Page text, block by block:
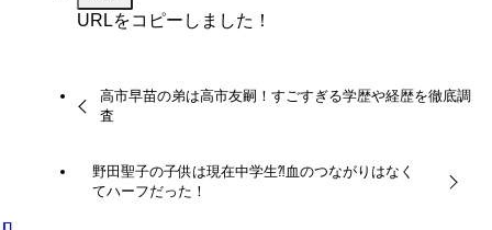
URLをコピーしました！
高市早苗の弟は高市友嗣！すごすぎる学歴や経歴を徹底調
査
野田聖子の子供は現在中学生⁈血のつながりはなく
てハーフだった！